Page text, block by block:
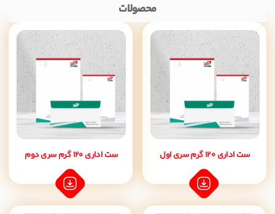
محصولات
ست اداری 120 گرم سری اول ست اداری 120 گرم سری دوم